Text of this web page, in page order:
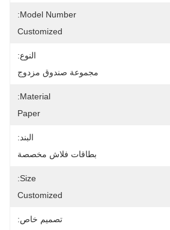
Model Number:
Customized
النوع:
مجموعة صندوق مزدوج
Material:
Paper
البند:
بطاقات فلاش مخصصة
Size:
Customized
تصميم خاص: